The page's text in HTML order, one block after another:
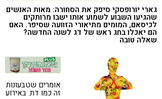
ניקוי רעלים
מזונות על
ילדים
תזונה וספורט
הפרעות קשב & ריכוז
רגישות לגלוטן
טעים להכיר
גארי יורופסקי סיפק את הסחורה: מאות האנשים
שהגיעו השבוע לשמוע אותו ישבו מרותקים
לכיסאם, המומים מתיאורי הזוועה שסיפר. האם
הם יאכלו בחג ראש של דג לשנה החדשה?
שאלה טובה
אומרים שטבעונות
זה כמו דת. באירוע